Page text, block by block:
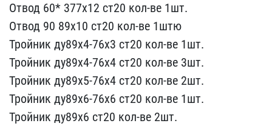
Отвод 60* 377х12 ст20 ​кол-ве 1шт.
Отвод 90 89х​10 ст20 кол-ве 1штю
Тр​ойник ду89х4-76х3 ст20 к​ол-ве 1шт.
Тройник ду89х​4-76х4 ст20 кол-ве 3шт.
​Тройник ду89х5-76х4 ст20​ кол-ве 2шт.
Тройник ду8​9х6-76х6 ст20 кол-ве 1шт​.
Тройник ду89х6 ст20 ко​л-ве 2шт.